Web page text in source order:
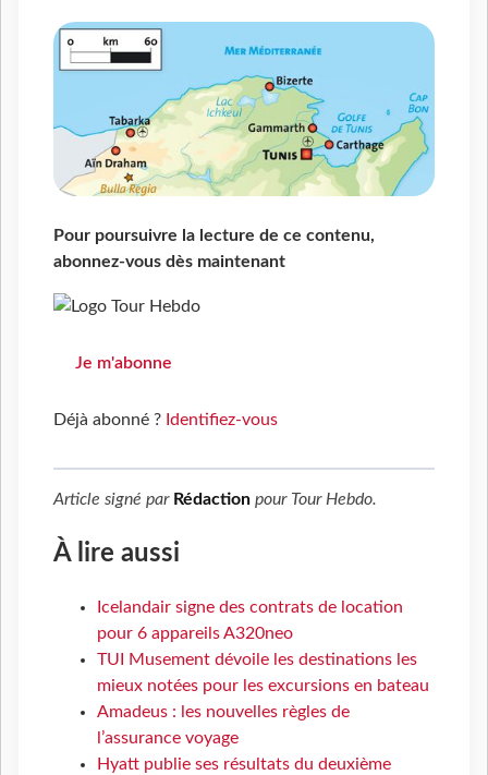
Pour poursuivre la lecture de ce contenu,
abonnez-vous dès maintenant
Je m'abonne
Déjà abonné ? Identifiez-vous
Article signé par Rédaction pour Tour Hebdo.
À lire aussi
Icelandair signe des contrats de location
pour 6 appareils A320neo
TUI Musement dévoile les destinations les
mieux notées pour les excursions en bateau
Amadeus : les nouvelles règles de
l’assurance voyage
Hyatt publie ses résultats du deuxième